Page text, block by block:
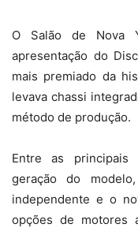
O Salão de Nova
apresentação do
mais premiado da
levava chassi
método de produção.
Entre as principais
geração do
independente e o
opções de